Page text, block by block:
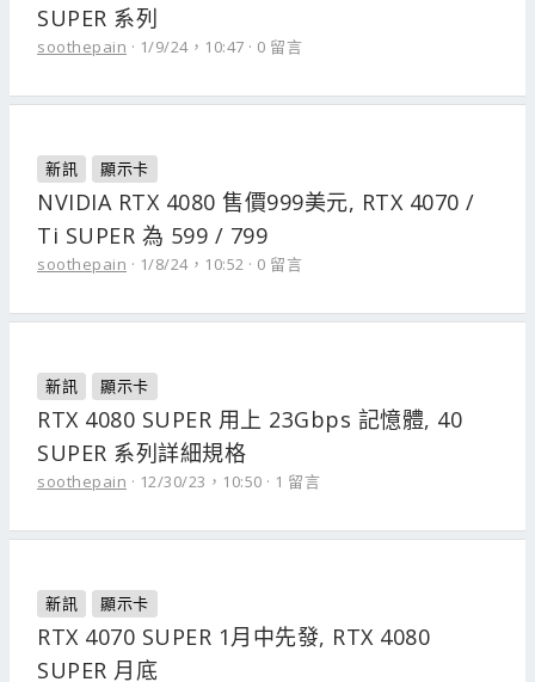
SUPER 系列
soothepain 1/9/24，10:47 0 留言
新訊 顯示卡
NVIDIA RTX 4080 售價999美元, RTX 4070 /
Ti SUPER 為 599 / 799
soothepain 1/8/24，10:52 0 留言
新訊 顯示卡
RTX 4080 SUPER 用上 23Gbps 記憶體, 40
SUPER 系列詳細規格
soothepain 12/30/23，10:50 1 留言
新訊 顯示卡
RTX 4070 SUPER 1月中先發, RTX 4080
SUPER 月底